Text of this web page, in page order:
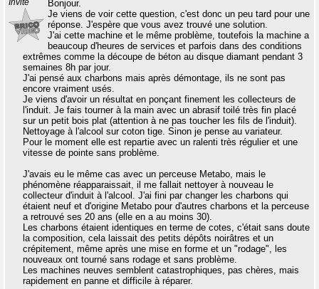
Invité
Bonjour.
Je viens de voir cette question, c'est donc un peu tard pour une
réponse. J'espère que vous avez trouvé une solution.
J'ai cette machine et le même problème, toutefois la machine a
beaucoup d'heures de services et parfois dans des conditions
extrêmes comme la découpe de béton au disque diamant pendant 3
semaines 8h par jour.
J'ai pensé aux charbons mais après démontage, ils ne sont pas
encore vraiment usés.
Je viens d'avoir un résultat en ponçant finement les collecteurs de
l'induit. Je fais tourner à la main avec un abrasif toilé très fin placé
sur un petit bois plat (attention à ne pas toucher les fils de l'induit).
Nettoyage à l'alcool sur coton tige. Sinon je pense au variateur.
Pour le moment elle est repartie avec un ralenti très régulier et une
vitesse de pointe sans problème.
J'avais eu le même cas avec un perceuse Metabo, mais le
phénomène réapparaissait, il me fallait nettoyer à nouveau le
collecteur d'induit à l'alcool. J'ai fini par changer les charbons qui
étaient neuf et d'origine Metabo pour d'autres charbons et la perceuse
a retrouvé ses 20 ans (elle en a au moins 30).
Les charbons étaient identiques en terme de cotes, c'était sans doute
la composition, cela laissait des petits dépôts noirâtres et un
crépitement, même après une mise en forme et un "rodage", les
nouveaux ont tourné sans rodage et sans problème.
Les machines neuves semblent catastrophiques, pas chères, mais
rapidement en panne et difficile à réparer.